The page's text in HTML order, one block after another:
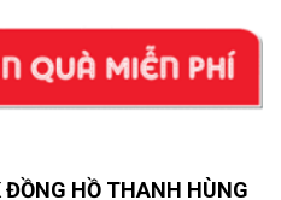
ĐỒNG HỒ THANH HÙNG